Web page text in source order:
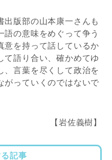
出版部の山本康一さんも
の意味をめぐって争う
意を持って話しているか
て語り合い、確かめてゆ
、言葉を尽くして政治を
がっていくのではないで
【岩佐義樹】
記事